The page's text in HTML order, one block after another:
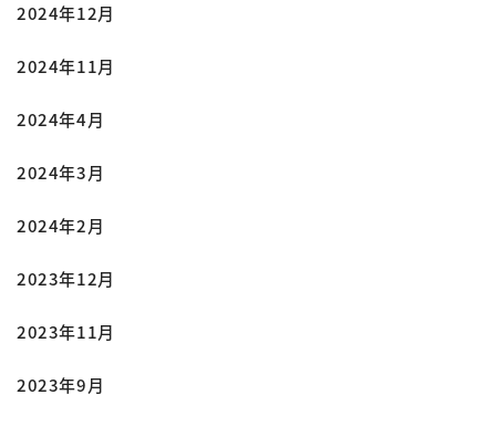
2024年12月
2024年11月
2024年4月
2024年3月
2024年2月
2023年12月
2023年11月
2023年9月